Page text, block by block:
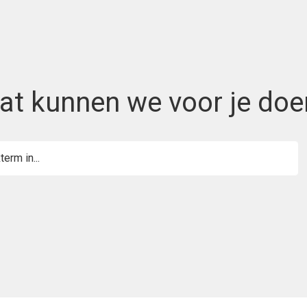
kunnen we voor je